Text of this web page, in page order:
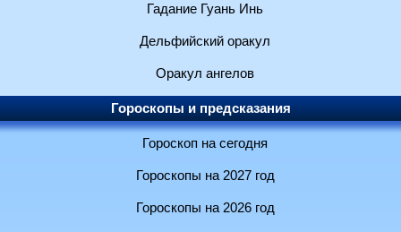
Гадание Гуань Инь
Дельфийский оракул
Оракул ангелов
Гороскопы и предсказания
Гороскоп на сегодня
Гороскопы на 2027 год
Гороскопы на 2026 год